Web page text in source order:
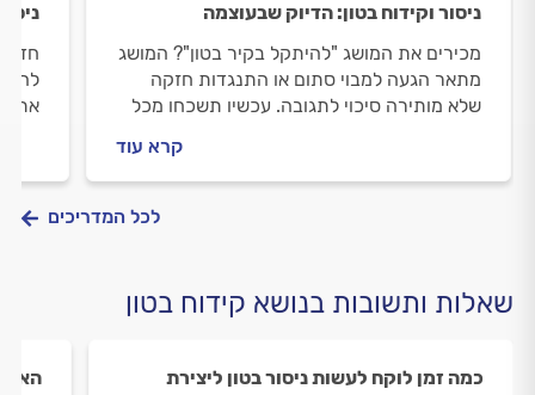
ניסור וקידוח בטון: הדיוק שבעוצמה
מכירים את המושג "להיתקל בקיר בטון"? המושג
מתאר הגעה למבוי סתום או התנגדות חזקה
שלא מותירה סיכוי לתגובה. עכשיו תשכחו מכל
קרא עוד
חדר
את
לכל המדריכים
שאלות ותשובות בנושא קידוח בטון
כמה זמן לוקח לעשות ניסור בטון ליצירת
האם